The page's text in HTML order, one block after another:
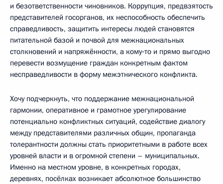
и безответственности чиновников. Коррупция, предвзятость
представителей госорганов, их неспособность обеспечить
справедливость, защитить интересы людей становятся
питательной базой и почвой для межнациональных
столкновений и напряжённости, а кому‑то и прямо выгодно
перевести возмущение граждан конкретным фактом
несправедливости в форму межэтнического конфликта.
Хочу подчеркнуть, что поддержание межнациональной
гармонии, оперативное и грамотное урегулирование
потенциально конфликтных ситуаций, содействие диалогу
между представителями различных общин, пропаганда
толерантности должны стать приоритетными в работе всех
уровней власти и в огромной степени – муниципальных.
Именно на местном уровне, в конкретных городах,
деревнях, посёлках возникает абсолютное большинство